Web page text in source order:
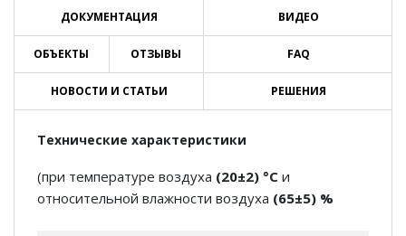
ДОКУМЕНТАЦИЯ ВИДЕО
ОБЪЕКТЫ ОТЗЫВЫ FAQ
НОВОСТИ И СТАТЬИ РЕШЕНИЯ
Технические характеристики
(при температуре воздуха (20±2) °С и
относительной влажности воздуха (65±5) %